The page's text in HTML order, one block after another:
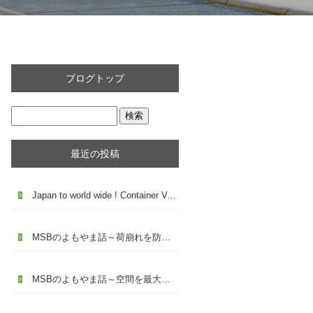
ブログトップ
最近の投稿
Japan to world wide ! Container Vannig service You can contact me anytime via DM or Email
MSBのよもやま話～荷崩れを防ぐ～
MSBのよもやま話～空間を最大限に活用～